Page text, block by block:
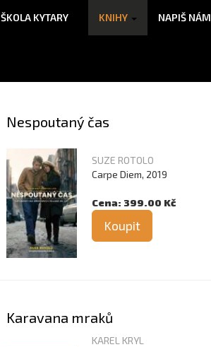
ŠKOLA KYTARY KNIHY NAPIŠ NÁM
Nespoutaný čas
SUZE ROTOLO
Carpe Diem, 2019
Cena: 399.00 Kč
Koupit
Karavana mraků
KAREL KRYL